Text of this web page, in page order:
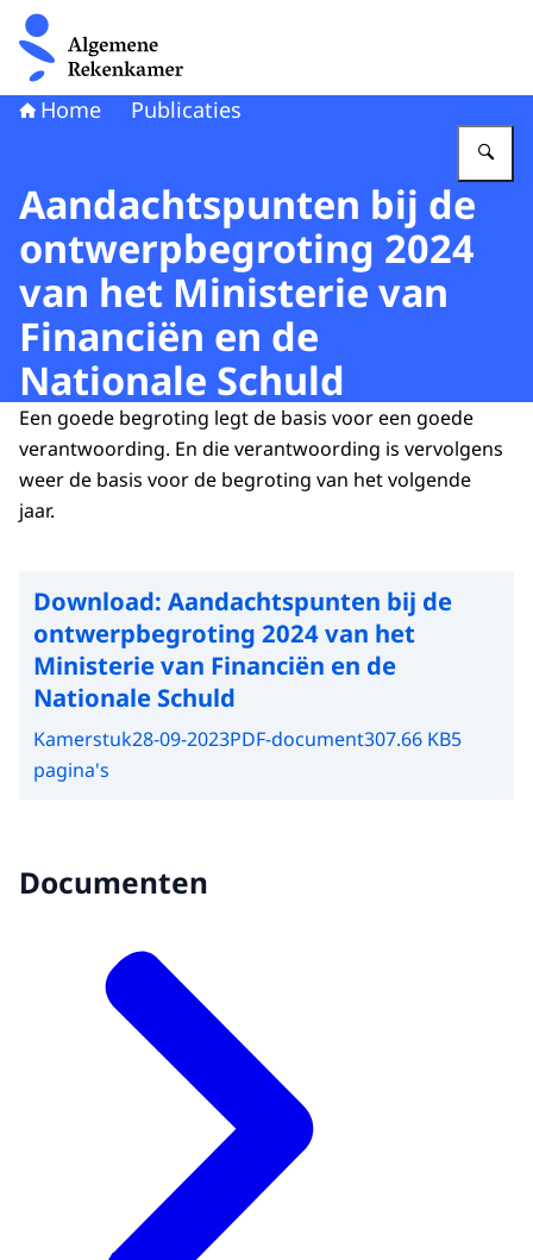
Naar de homepage van Algemene Rekenkamer
Home Publicaties
Aandachtspunten bij de
ontwerpbegroting 2024
van het Ministerie van
Financiën en de
Nationale Schuld
Een goede begroting legt de basis voor een goede
verantwoording. En die verantwoording is vervolgens
weer de basis voor de begroting van het volgende
jaar.
Download: Aandachtspunten bij de
ontwerpbegroting 2024 van het
Ministerie van Financiën en de
Nationale Schuld
Kamerstuk28-09-2023PDF-document307.66 KB5
pagina's
Documenten